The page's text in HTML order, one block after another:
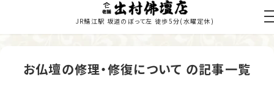
JR鯖江駅 坂道のぼって左 徒歩5分(水曜定休)
お仏壇の修理・修復について の記事一覧